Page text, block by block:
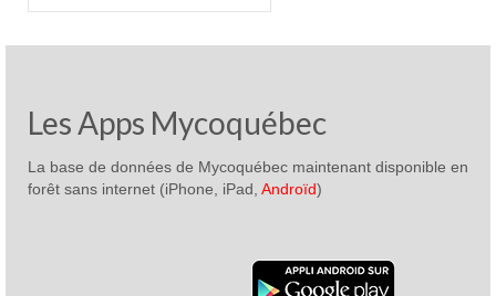
Les Apps Mycoquébec
La base de données de Mycoquébec maintenant disponible en
forêt sans internet (iPhone, iPad, Androïd)